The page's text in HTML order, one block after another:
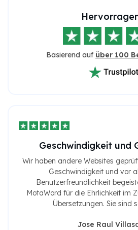
Basierend auf über 100
Geschwindigkeit und
Wir haben andere Websites
Geschwindigkeit und vor
Benutzerfreundlichkeit
MotaWord für die Ehrlichkeit im
Übersetzungen. Sie sind
Jose Raul